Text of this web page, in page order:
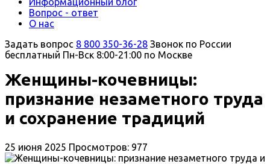
Вопрос - ответ
О нас
Задать вопрос 8 800 350-36-28 Звонок по России
бесплатный Пн-Вск 8:00-21:00 по Москве
Женщины-кочевницы:
признание незаметного труда
и сохранение традиций
25 июня 2025 Просмотров: 977